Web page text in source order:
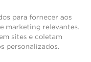
para fornecer aos
marketing relevantes.
sites e coletam
personalizados.